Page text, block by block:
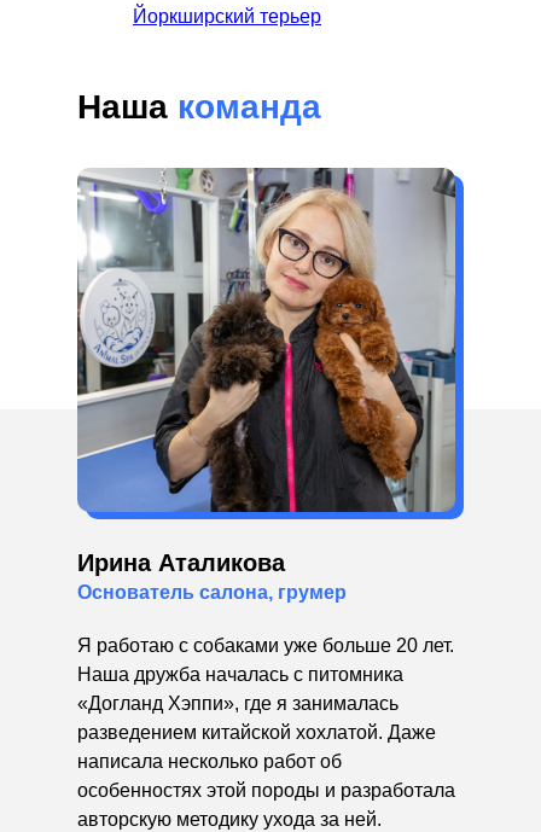
Йоркширский терьер
Наша команда
Я работаю с собаками уже больше 20 лет.
Наша дружба началась с питомника
«Догланд Хэппи», где я занималась
разведением китайской хохлатой. Даже
написала несколько работ об
особенностях этой породы и разработала
авторскую методику ухода за ней.
Ирина Аталикова
Основатель салона, грумер